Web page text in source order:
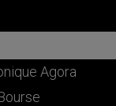
Agora